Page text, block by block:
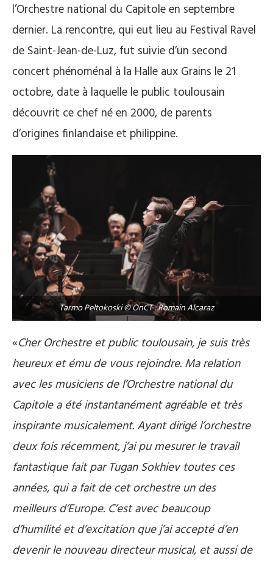
l’Orchestre national du Capitole en septembre
dernier. La rencontre, qui eut lieu au Festival Ravel
de Saint-Jean-de-Luz, fut suivie d’un second
concert phénoménal à la Halle aux Grains le 21
octobre, date à laquelle le public toulousain
découvrit ce chef né en 2000, de parents
d’origines finlandaise et philippine.
Tarmo Peltokoski © OnCT : Romain Alcaraz
«Cher Orchestre et public toulousain, je suis très
heureux et ému de vous rejoindre. Ma relation
avec les musiciens de l’Orchestre national du
Capitole a été instantanément agréable et très
inspirante musicalement. Ayant dirigé l’orchestre
deux fois récemment, j’ai pu mesurer le travail
fantastique fait par Tugan Sokhiev toutes ces
années, qui a fait de cet orchestre un des
meilleurs d’Europe. C’est avec beaucoup
d’humilité et d’excitation que j’ai accepté d’en
devenir le nouveau directeur musical, et aussi de